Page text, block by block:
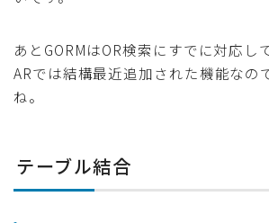
あとGORMはOR検索にすでに対応し
ARでは結構最近追加された機能なの
ね。
テーブル結合